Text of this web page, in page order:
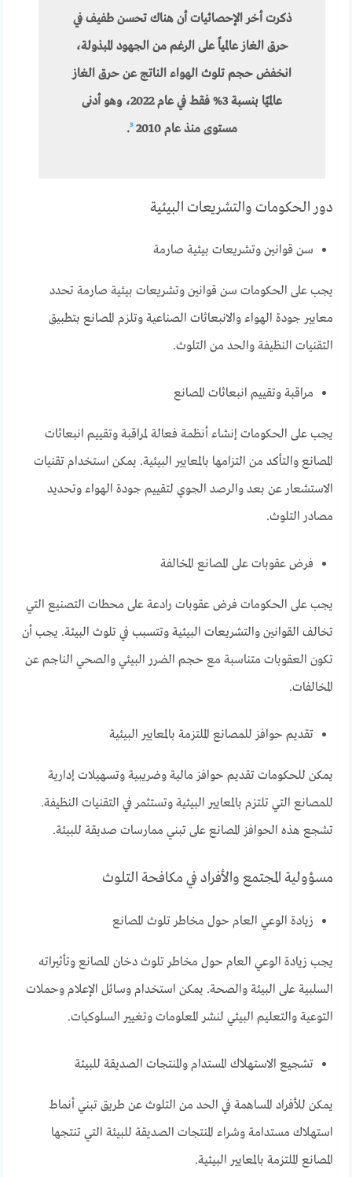
ذكرت أخر الإحصائيات أن هناك تحسن طفيف في
حرق الغاز عالمياً على الرغم من الجهود المبذولة،
انخفض حجم تلوث الهواء الناتج عن حرق الغاز
عالميًا بنسبة 3% فقط في عام 2022، وهو أدنى
مستوى منذ عام 2010
³
.
دور الحكومات والتشريعات البيئية
سن قوانين وتشريعات بيئية صارمة
يجب على الحكومات سن قوانين وتشريعات بيئية صارمة تحدد
معايير جودة الهواء والانبعاثات الصناعية وتلزم المصانع بتطبيق
التقنيات النظيفة والحد من التلوث.
مراقبة وتقييم انبعاثات المصانع
يجب على الحكومات إنشاء أنظمة فعالة لمراقبة وتقييم انبعاثات
المصانع والتأكد من التزامها بالمعايير البيئية. يمكن استخدام تقنيات
الاستشعار عن بعد والرصد الجوي لتقييم جودة الهواء وتحديد
مصادر التلوث.
فرض عقوبات على المصانع المخالفة
يجب على الحكومات فرض عقوبات رادعة على محطات التصنيع التي
تخالف القوانين والتشريعات البيئية وتتسبب في تلوث البيئة. يجب أن
تكون العقوبات متناسبة مع حجم الضرر البيئي والصحي الناجم عن
المخالفات.
تقديم حوافز للمصانع الملتزمة بالمعايير البيئية
يمكن للحكومات تقديم حوافز مالية وضريبية وتسهيلات إدارية
للمصانع التي تلتزم بالمعايير البيئية وتستثمر في التقنيات النظيفة.
تشجع هذه الحوافز المصانع على تبني ممارسات صديقة للبيئة.
مسؤولية المجتمع والأفراد في مكافحة التلوث
زيادة الوعي العام حول مخاطر تلوث المصانع
يجب زيادة الوعي العام حول مخاطر تلوث دخان المصانع وتأثيراته
السلبية على البيئة والصحة. يمكن استخدام وسائل الإعلام وحملات
التوعية والتعليم البيئي لنشر المعلومات وتغيير السلوكيات.
تشجيع الاستهلاك المستدام والمنتجات الصديقة للبيئة
يمكن للأفراد المساهمة في الحد من التلوث عن طريق تبني أنماط
استهلاك مستدامة وشراء المنتجات الصديقة للبيئة التي تنتجها
المصانع الملتزمة بالمعايير البيئية.